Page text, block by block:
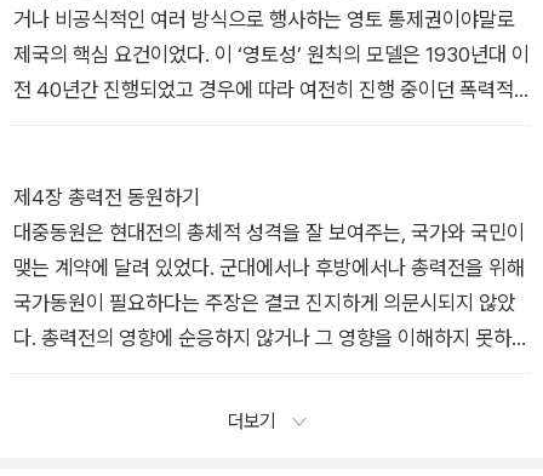
토 획득의 마지막 물결에 이르기까지 줄곧 중요한 영향을 끼쳤다.
제국은 시민과 신민, 문명과 원시, 신식과 구식(1940년대까지 이
양극성이 제국주의 국가들이 자국의 통제 아래 들어온 주민과 영
토를 바라보는 방식을 규정했다)의 대비를 부각시킴으로써 세계
열강이 공유한 이 세계관은 피점령 영토의 기존 문화와 가치를 거
의 전부 무시했다. 새로운 소비자부터 개종자까지, 제국이 제공할
수 있다는 것에 대한 기대는 대부분 과장된 것이었다. 비르테 쿤
드루스가 말한 ‘제국 환상’은 국가 간 경쟁을 부추기는 중요한 역
할을 했다. 심지어 제국의 비용이 제국을 보유해 얻는 대개 한정
된 이익을 한참 상회한다는 것이 분명한 경우에도 마찬가지였다.
견하거나, ‘문명화 사명’을 수행하거나, 명백한 운명을 실현하여
거나 비공식적인 여러 방식으로 행사하는 영토 통제권이야말로
제국의 핵심 요건이었다. 이 ‘영토성’ 원칙의 모델은 1930년대 이
전 40년간 진행되었고 경우에 따라 여전히 진행 중이던 폭력적
영토 확장 및 평정이었다. 이렇게 더 장기적인 맥락을 고려해야만
한 이유를 역사적으로 이해할 수 있다. 19세기 후반 이래 제국을
지탱해온 ‘인종과 공간’ 담론은 1930년대에 집권한 세대를 설명
하는 데에도 전혀 부족함이 없다.
제4장 총력전 동원하기
대중동원은 현대전의 총체적 성격을 잘 보여주는, 국가와 국민이
맺는 계약에 달려 있었다. 군대에서나 후방에서나 총력전을 위해
국가동원이 필요하다는 주장은 결코 진지하게 의문시되지 않았
다. 총력전의 영향에 순응하지 않거나 그 영향을 이해하지 못하는
사람들에게 국가는 저마다 전쟁 노력에 무언가를 보태도록 요구
하는 선전을 퍼붓는 한편 전쟁에 기여하지 않는 사람들을 비애국
더보기